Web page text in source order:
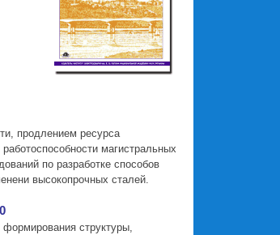
продлением ресурса
магистральных
по разработке способов
высокопрочных сталей.
формирования структуры,